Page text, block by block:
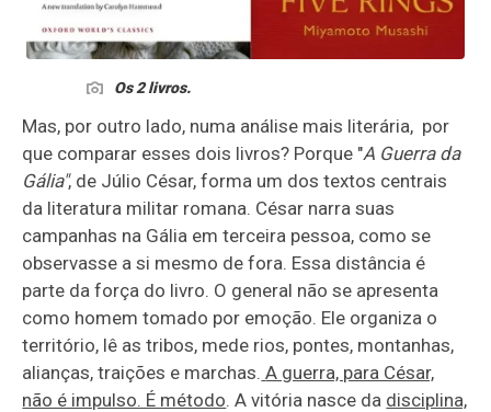
Os 2 livros.
Mas, por outro lado, numa análise mais literária, por
que comparar esses dois livros? Porque "A Guerra da
Gália", de Júlio César, forma um dos textos centrais
da literatura militar romana. César narra suas
campanhas na Gália em terceira pessoa, como se
observasse a si mesmo de fora. Essa distância é
parte da força do livro. O general não se apresenta
como homem tomado por emoção. Ele organiza o
território, lê as tribos, mede rios, pontes, montanhas,
alianças, traições e marchas. A guerra, para César,
não é impulso. É método. A vitória nasce da disciplina,